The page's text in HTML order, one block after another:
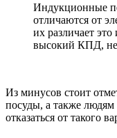
Индукционные
отличаются от
их различает
высокий КПД, не
Из минусов стоит
посуды, а также
отказаться от такого